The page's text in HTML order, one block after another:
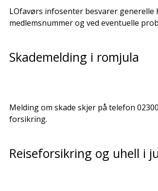
LOfavørs infosenter besvarer generelle
medlemsnummer og ved eventuelle
Skademelding i romjula
Melding om skade skjer på telefon
forsikring.
Reiseforsikring og uhell i